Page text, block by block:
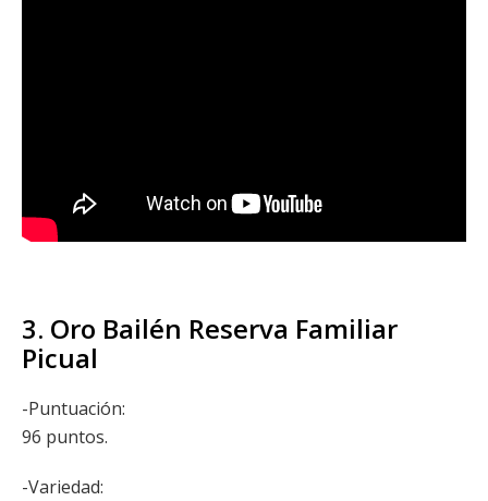
3. Oro Bailén Reserva Familiar
Picual
-Puntuación:
96 puntos.
-Variedad: